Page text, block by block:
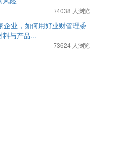
74038 人浏览
企业，如何用好业财管理委
料与产品...
73624 人浏览